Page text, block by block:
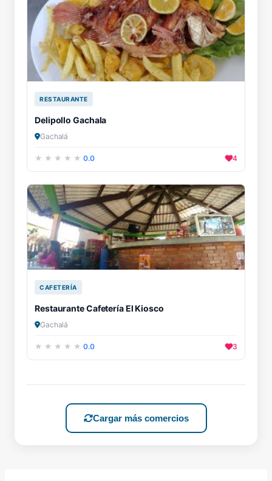
RESTAURANTE
Delipollo Gachala
Gachalá
0.0 4
CAFETERÍA
Restaurante Cafetería El Kiosco
Gachalá
0.0 3
Cargar más comercios